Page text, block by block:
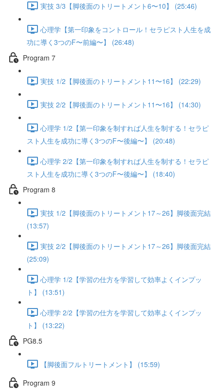
実技 3/3【脚後面のトリートメント6〜10】 (25:46)
心理学【第一印象をコントロール！セラピスト人生を成
功に導く3つのF〜前編〜】 (26:48)
Program 7
実技 1/2【脚後面のトリートメント11〜16】 (22:29)
実技 2/2【脚後面のトリートメント11〜16】 (14:30)
心理学 1/2【第一印象を制すれば人生を制する！セラピ
スト人生を成功に導く3つのF〜後編〜】 (20:48)
心理学 2/2【第一印象を制すれば人生を制する！セラピ
スト人生を成功に導く3つのF〜後編〜】 (18:40)
Program 8
実技 1/2【脚後面のトリートメント17～26】脚後面完結
(13:57)
実技 2/2【脚後面のトリートメント17～26】脚後面完結
(25:09)
心理学 1/2【学習の仕方を学習して効率よくインプッ
ト】 (13:51)
心理学 2/2【学習の仕方を学習して効率よくインプッ
ト】 (13:22)
PG8.5
【脚後面フルトリートメント】 (15:59)
Program 9